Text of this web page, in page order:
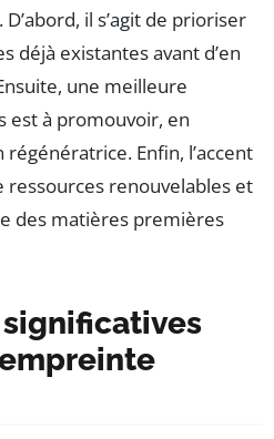
il s’agit de prioriser
déjà existantes avant d’en
une meilleure
est à promouvoir, en
Enfin, l’accent
ressources renouvelables et
des matières premières